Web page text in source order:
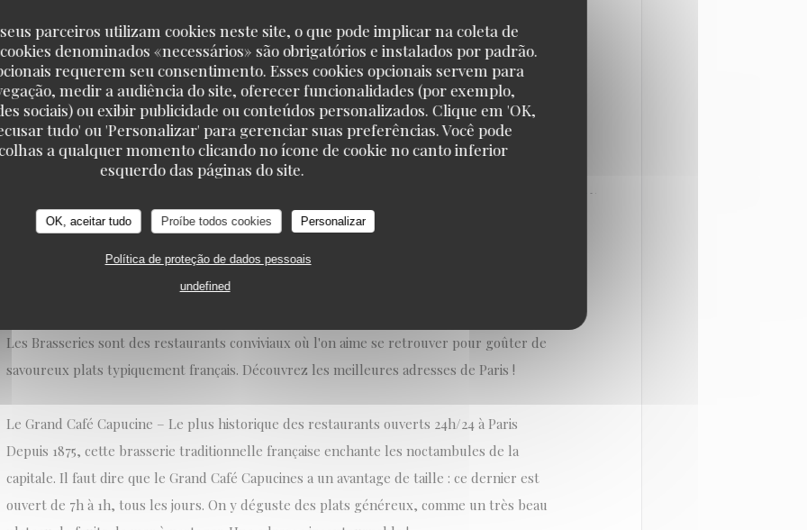
parceiros utilizam cookies neste site, o que pode implicar na coleta de
denominados «necessários» são obrigatórios e instalados por padrão.
requerem seu consentimento. Esses cookies opcionais servem para
medir a audiência do site, oferecer funcionalidades (por exemplo,
sociais) ou exibir publicidade ou conteúdos personalizados. Clique em 'OK,
tudo' ou 'Personalizar' para gerenciar suas preferências. Você pode
a qualquer momento clicando no ícone de cookie no canto inferior
esquerdo das páginas do site.
OK, aceitar tudo Proíbe todos cookies Personalizar
Política de proteção de dados pessoais
undefined
LA TABLÉE DES CHEFS ET LES BRASSERIES PARISIENNES
05/06/2025
LER O ARTIGO ((ABRE NUMA NOVA JANELA))
Les Brasseries sont des restaurants conviviaux où l'on aime se retrouver pour goûter de
savoureux plats typiquement français. Découvrez les meilleures adresses de Paris !
Le Grand Café Capucine – Le plus historique des restaurants ouverts 24h/24 à Paris
Depuis 1875, cette brasserie traditionnelle française enchante les noctambules de la
capitale. Il faut dire que le Grand Café Capucines a un avantage de taille : ce dernier est
ouvert de 7h à 1h, tous les jours. On y déguste des plats généreux, comme un très beau